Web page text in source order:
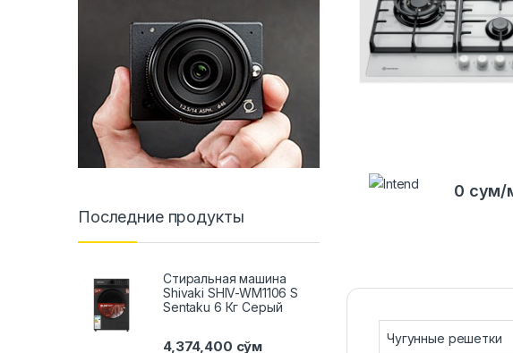
0 сум/
Чугунные решетки
Последние продукты
Стиральная машина
Shivaki SHIV-WM1106 S
Sentaku 6 Кг Серый
4,374,400 сўм